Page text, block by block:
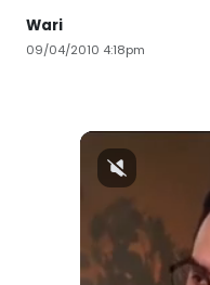
Wari
09/04/2010 4:18pm